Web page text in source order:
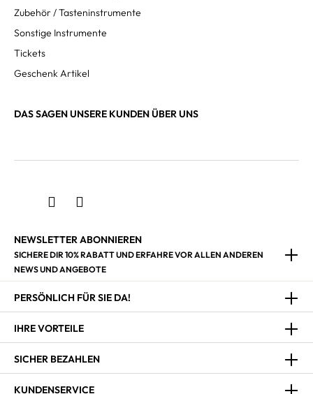
Zubehör / Tasteninstrumente
Sonstige Instrumente
Tickets
Geschenk Artikel
DAS SAGEN UNSERE KUNDEN ÜBER UNS
NEWSLETTER ABONNIEREN
SICHERE DIR 10% RABATT UND ERFAHRE VOR ALLEN ANDEREN
NEWS UND ANGEBOTE
PERSÖNLICH FÜR SIE DA!
IHRE VORTEILE
SICHER BEZAHLEN
KUNDENSERVICE